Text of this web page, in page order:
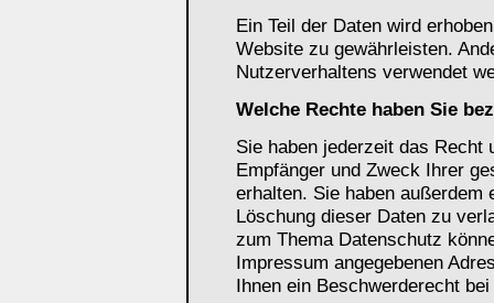
Ein Teil der Daten wird
Website zu gewährleisten.
Nutzerverhaltens verwendet
Welche Rechte haben Sie
Sie haben jederzeit das Recht
Empfänger und Zweck Ihrer
erhalten. Sie haben außerdem
Löschung dieser Daten zu
zum Thema Datenschutz
Impressum angegebenen
Ihnen ein Beschwerderecht